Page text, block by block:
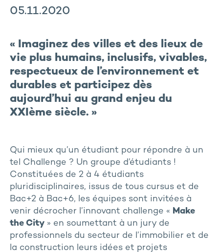
05.11.2020
« Imaginez des villes et des lieux de
vie plus humains, inclusifs, vivables,
respectueux de l’environnement et
durables et participez dès
aujourd’hui au grand enjeu du
XXIème siècle. »
Qui mieux qu’un étudiant pour répondre à un
tel Challenge ? Un groupe d’étudiants !
Constituées de 2 à 4 étudiants
pluridisciplinaires, issus de tous cursus et de
Bac+2 à Bac+6, les équipes sont invitées à
venir décrocher l’innovant challenge « Make
the City » en soumettant à un jury de
professionnels du secteur de l’immobilier et de
la construction leurs idées et projets